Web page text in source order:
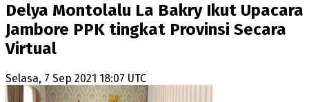
Delya Montolalu La Bakry Ikut Upacara
Jambore PPK tingkat Provinsi Secara
Virtual
Selasa, 7 Sep 2021 18:07 UTC